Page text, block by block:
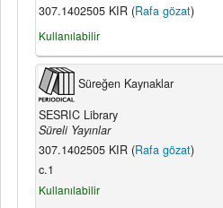
307.1402505 KIR (Rafa gözat)
Kullanılabilir
Süreğen Kaynaklar
SESRIC Library
Süreli Yayınlar
307.1402505 KIR (Rafa gözat)
c.1
Kullanılabilir